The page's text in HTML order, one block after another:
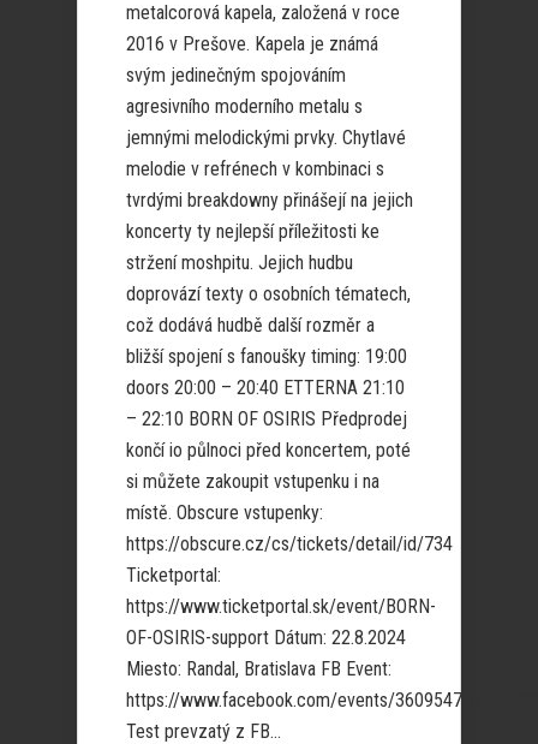
metalcorová kapela, založená v roce
2016 v Prešove. Kapela je známá
svým jedinečným spojováním
agresivního moderního metalu s
jemnými melodickými prvky. Chytlavé
melodie v refrénech v kombinaci s
tvrdými breakdowny přinášejí na jejich
koncerty ty nejlepší příležitosti ke
stržení moshpitu. Jejich hudbu
doprovází texty o osobních tématech,
což dodává hudbě další rozměr a
bližší spojení s fanoušky timing: 19:00
doors 20:00 – 20:40 ETTERNA 21:10
– 22:10 BORN OF OSIRIS Předprodej
končí io půlnoci před koncertem, poté
si můžete zakoupit vstupenku i na
místě. Obscure vstupenky:
https://obscure.cz/cs/tickets/detail/id/734
Ticketportal:
https://www.ticketportal.sk/event/BORN-
OF-OSIRIS-support Dátum: 22.8.2024
Miesto: Randal, Bratislava FB Event:
https://www.facebook.com/events/
Test prevzatý z FB...